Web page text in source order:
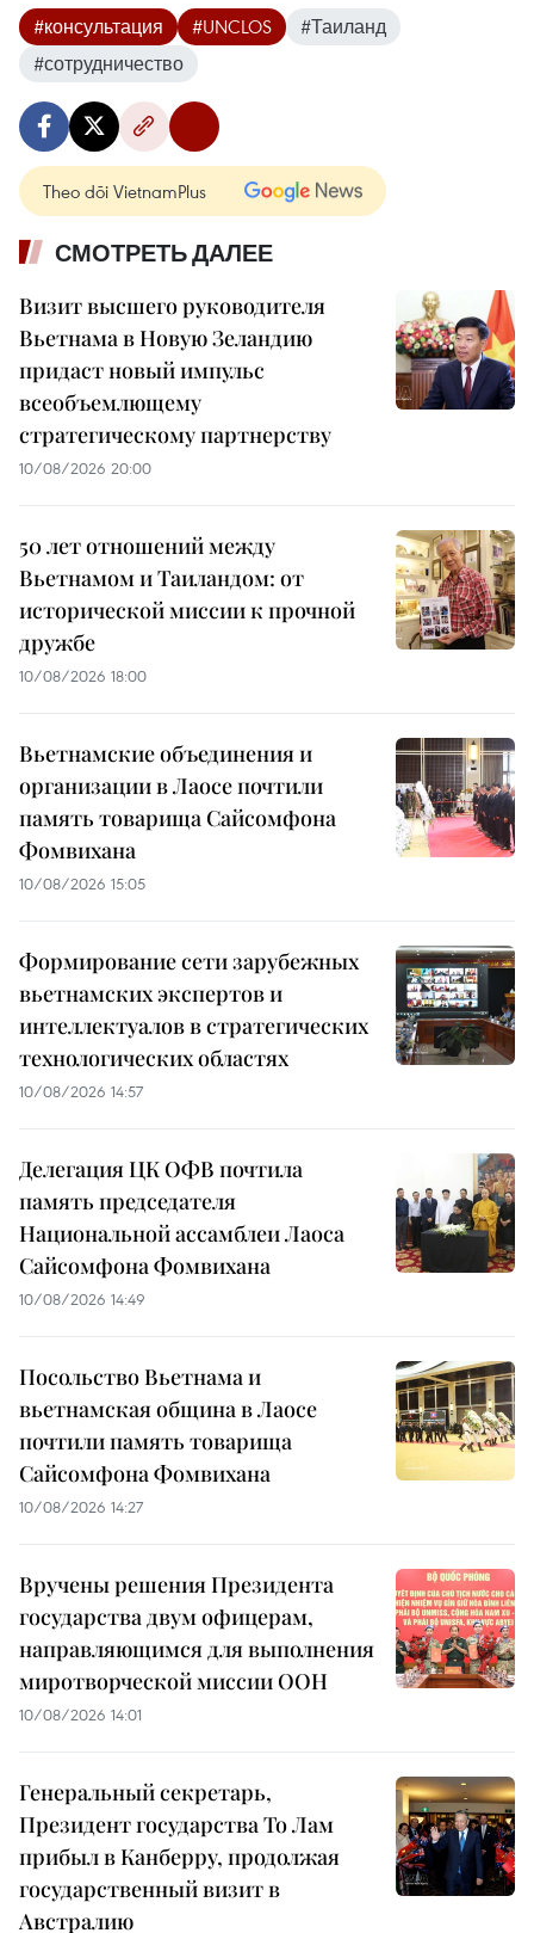
#консультация #UNCLOS
#Таиланд
#сотрудничество
Theo dõi VietnamPlus
СМОТРЕТЬ ДАЛЕЕ
Визит высшего руководителя
Вьетнама в Новую Зеландию
придаст новый импульс
всеобъемлющему
стратегическому партнерству
10/08/2026 20:00
50 лет отношений между
Вьетнамом и Таиландом: от
исторической миссии к прочной
дружбе
10/08/2026 18:00
Вьетнамские объединения и
организации в Лаосе почтили
память товарища Сайсомфона
Фомвихана
10/08/2026 15:05
Формирование сети зарубежных
вьетнамских экспертов и
интеллектуалов в стратегических
технологических областях
10/08/2026 14:57
Делегация ЦК ОФВ почтила
память председателя
Национальной ассамблеи Лаоса
Сайсомфона Фомвихана
10/08/2026 14:49
Посольство Вьетнама и
вьетнамская община в Лаосе
почтили память товарища
Сайсомфона Фомвихана
10/08/2026 14:27
Вручены решения Президента
государства двум офицерам,
направляющимся для выполнения
миротворческой миссии ООН
10/08/2026 14:01
Генеральный секретарь,
Президент государства То Лам
прибыл в Канберру, продолжая
государственный визит в
Австралию